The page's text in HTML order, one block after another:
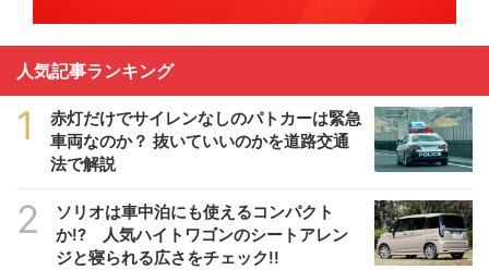
人気記事ランキング
1
赤灯だけでサイレンなしのパトカーは緊急
車両なのか？ 抜いていいのかを道路交通
法で解説
2
ソリオは車中泊にも使えるコンパクト
か!? 人気ハイトワゴンのシートアレン
ジと寝られる広さをチェック!!